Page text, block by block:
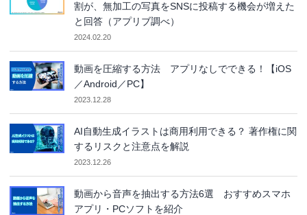
割が、無加工の写真をSNSに投稿する機会が増えた
と回答（アプリブ調べ）
2024.02.20
動画を圧縮する方法 アプリなしでできる！【iOS
／Android／PC】
2023.12.28
AI自動生成イラストは商用利用できる？ 著作権に関
するリスクと注意点を解説
2023.12.26
動画から音声を抽出する方法6選 おすすめスマホ
アプリ・PCソフトを紹介